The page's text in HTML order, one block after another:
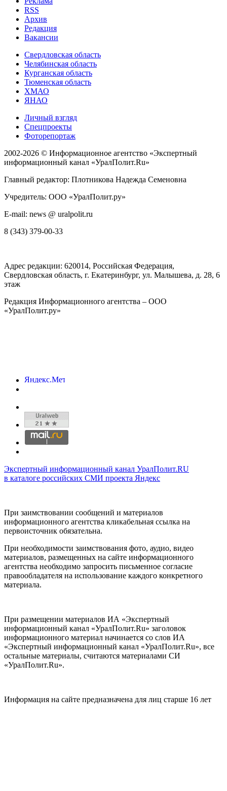
RSS
Архив
Редакция
Вакансии
Свердловская область
Челябинская область
Курганская область
Тюменская область
ХМАО
ЯНАО
Личный взгляд
Спецпроекты
Фоторепортаж
2002-2026 © Информационное агентство «Экспертный
информационный канал «УралПолит.Ru»
Главный редактор: Плотникова Надежда Семеновна
Учредитель: ООО «УралПолит.ру»
E-mail: news @ uralpolit.ru
8 (343) 379-00-33
Адрес редакции: 620014, Российская Федерация,
Свердловская область, г. Екатеринбург, ул. Малышева, д. 28, 6
этаж
Редакция Информационного агентства – ООО
«УралПолит.ру»
Экспертный информационный канал УралПолит.RU
в каталоге российских СМИ проекта Яндекс
При заимствовании сообщений и материалов
информационного агентства кликабельная ссылка на
первоисточник обязательна.
При необходимости заимствования фото, аудио, видео
материалов, размещенных на сайте информационного
агентства необходимо запросить письменное согласие
правообладателя на использование каждого конкретного
материала.
При размещении материалов ИА «Экспертный
информационный канал «УралПолит.Ru» заголовок
информационного материал начинается со слов ИА
«Экспертный информационный канал «УралПолит.Ru», все
остальные материалы, считаются материалами СИ
«УралПолит.Ru».
Информация на сайте предназначена для лиц старше 16 лет